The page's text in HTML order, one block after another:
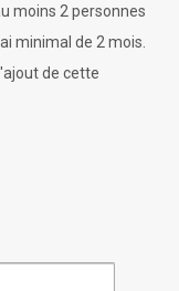
moins 2 personnes
minimal de 2 mois.
de cette